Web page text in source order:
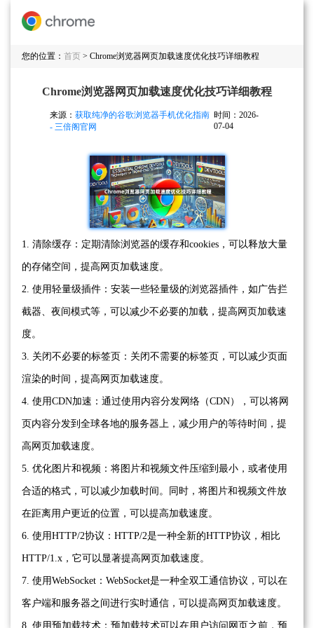
您的位置： 首页 > Chrome浏览器网页加载速度优化技巧详细教程
Chrome浏览器网页加载速度优化技巧详细教程
来源： 获取纯净的谷歌浏览器手机优化指南
- 三倍阁官网
时间：2026-
07-04
1. 清除缓存：定期清除浏览器的缓存和cookies，可以释放大量
的存储空间，提高网页加载速度。
2. 使用轻量级插件：安装一些轻量级的浏览器插件，如广告拦
截器、夜间模式等，可以减少不必要的加载，提高网页加载速
度。
3. 关闭不必要的标签页：关闭不需要的标签页，可以减少页面
渲染的时间，提高网页加载速度。
4. 使用CDN加速：通过使用内容分发网络（CDN），可以将网
页内容分发到全球各地的服务器上，减少用户的等待时间，提
高网页加载速度。
5. 优化图片和视频：将图片和视频文件压缩到最小，或者使用
合适的格式，可以减少加载时间。同时，将图片和视频文件放
在距离用户更近的位置，可以提高加载速度。
6. 使用HTTP/2协议：HTTP/2是一种全新的HTTP协议，相比
HTTP/1.x，它可以显著提高网页加载速度。
7. 使用WebSocket：WebSocket是一种全双工通信协议，可以在
客户端和服务器之间进行实时通信，可以提高网页加载速度。
8. 使用预加载技术：预加载技术可以在用户访问网页之前，预